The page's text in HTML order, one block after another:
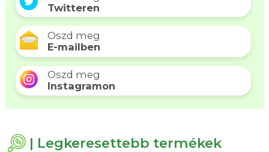
Twitteren
Oszd meg
E-mailben
Oszd meg
Instagramon
| Legkeresettebb termékek